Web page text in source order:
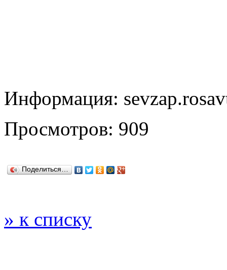
Информация:
Просмотров: 909
Поделиться…
» к списку